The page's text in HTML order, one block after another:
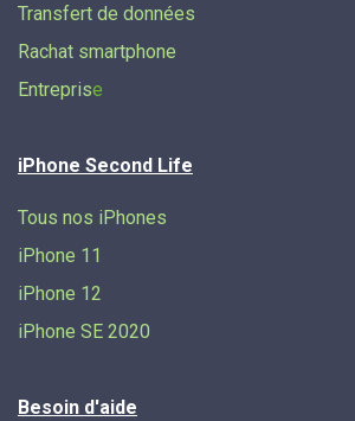
Transfert de données​
Rachat smartphone
Entreprise
iPhone Second Life
Tous nos iPhones
iPhone 11
iPhone 12
iPhone SE 2020
Besoin d'aide